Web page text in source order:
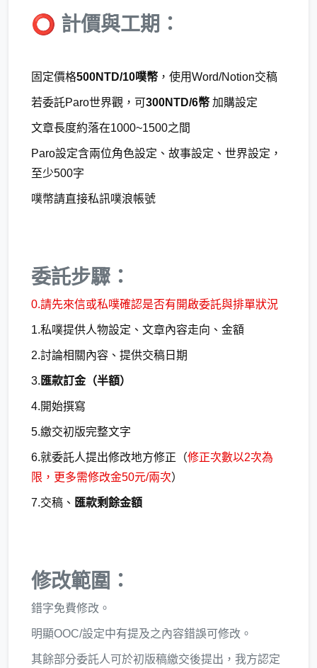
⭕ 計價與工期：
固定價格500NTD/10噗幣 ，使用Word/Notion交稿
若委託Paro世界觀，可300NTD/6幣 加購設定
文章長度約落在1000~1500之間
Paro設定含兩位角色設定、故事設定、世界設定，
至少500字
噗幣請直接私訊噗浪帳號
委託步驟：
0.請先來信或私噗確認是否有開啟委託與排單狀況
1.私噗提供人物設定、文章內容走向、金額
2.討論相關內容、提供交稿日期
3. 匯款訂金（半額）
4.開始撰寫
5.繳交初版完整文字
6.就委託人提出修改地方修正（修正次數以2次為
限，更多需修改金50元/兩次）
7.交稿、 匯款剩餘金額
修改範圍：
錯字免費修改。
明顯OOC/設定中有提及之內容錯誤可修改。
其餘部分委託人可於初版稿繳交後提出，我方認定